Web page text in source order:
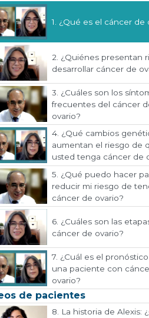
1. ¿Qué es el cáncer de
2. ¿Quiénes presentan
desarrollar cáncer de
3. ¿Cuáles son los
frecuentes del cáncer
ovario?
4. ¿Qué cambios
aumentan el riesgo de
usted tenga cáncer de
5. ¿Qué puedo hacer
reducir mi riesgo de
cáncer de ovario?
6. ¿Cuáles son las
cáncer de ovario?
7. ¿Cuál es el
una paciente con
ovario?
de pacientes
8. La historia de Alexis: